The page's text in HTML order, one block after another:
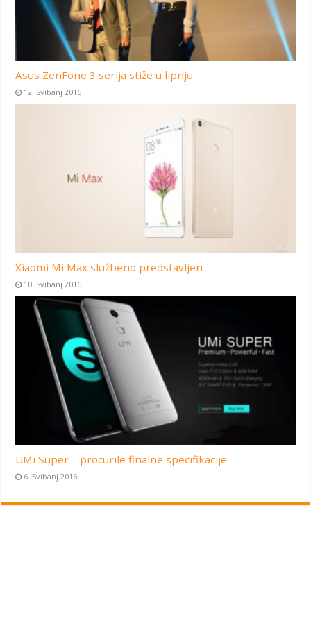
Asus ZenFone 3 serija stiže u lipnju
12. Svibanj 2016
Xiaomi Mi Max službeno predstavljen
10. Svibanj 2016
UMi Super – procurile finalne specifikacije
6. Svibanj 2016